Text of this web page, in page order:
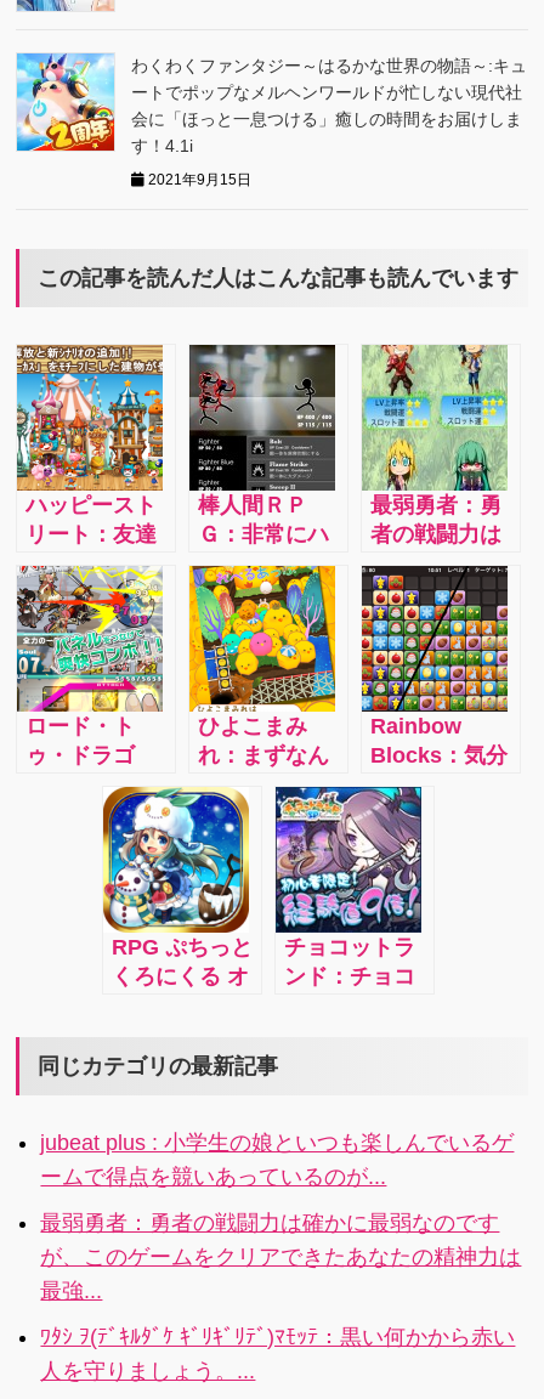
わくわくファンタジー～はるかな世界の物語～:キュ
ートでポップなメルヘンワールドが忙しない現代社
会に「ほっと一息つける」癒しの時間をお届けしま
す！4.1i
2021年9月15日
この記事を読んだ人はこんな記事も読んでいます
ハッピースト
リート：友達
機能もあり、
友人等と一緒
に遊んでお手
伝いをしあう
事で早く建物
が建てれたり
欲しいアイテ
ムの交換等も
可能。協力し
合ってお互い
の村を大きく
していくので
棒人間ＲＰ
Ｇ：非常にハ
ードボイルド
なストーリー
設定の上にか
なり頭を使わ
される難易度
の高いゲー
ム。ラスボス
を倒してエン
ディングを見
たとき、それ
が棒人間とい
うことを忘れ
させるほどの
感動があなた
を包むことで
最弱勇者：勇
者の戦闘力は
確かに最弱な
のですが、こ
のゲームをク
リアできたあ
なたの精神力
は最強！当た
って砕けての
無限ループに
挑みましょ
う。
ロード・ト
ゥ・ドラゴ
ン/iphone：無
課金でも遊べ
る！パネルタ
ッチでキャラ
クターを操作
しドラゴンを
倒しレアユニ
ットをゲッ
イ！
ひよこまみ
れ：まずなん
たって、出て
くるひよこが
かわいい！ 最
初は『ピいち
ろう』『ピじ
ろう』『ピさ
ぶろう』とい
う名前の、よ
判らない黄色
しかいませ
ん。
Rainbow
Blocks：気分
転換にやり始
めてついつい
夢中になって
しまうゲー
ム。美しいブ
ロックの色は
長時間眺めて
いても癒され
RPG ぷちっと
くろにくる オ
ラを動かし広
チョコットラ
ンド：チョコ
RPG！スタミ
ナなしでプレ
イ時間は無制
限！装備を集
めてオシャレ
かわいいペッ
トと一緒に冒
同じカテゴリの最新記事
jubeat plus : 小学生の娘といつも楽しんでいるゲ
ームで得点を競いあっているのが...
最弱勇者：勇者の戦闘力は確かに最弱なのです
が、このゲームをクリアできたあなたの精神力は
最強...
ﾜﾀｼ ｦ(ﾃﾞｷﾙﾀﾞｹ ｷﾞﾘｷﾞﾘﾃﾞ)ﾏﾓｯﾃ：黒い何かから赤い
人を守りましょう。...